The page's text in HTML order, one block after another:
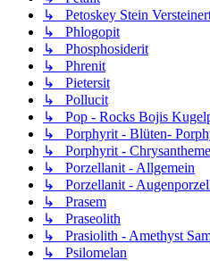
↳ Petoskey Stein
↳ Phlogopit
↳ Phosphosiderit
↳ Phrenit
↳ Pietersit
↳ Pollucit
↳ Pop - Rocks Bojis
↳ Porphyrit - Blüten-
↳ Porphyrit -
↳ Porzellanit - Allgemein
↳ Porzellanit -
↳ Prasem
↳ Praseolith
↳ Prasiolith - Amethyst
↳ Psilomelan